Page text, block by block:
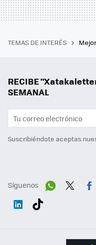
TEMAS DE INTERÉS
RECIBE
SEMANAL
Suscribiéndote aceptas
Síguenos